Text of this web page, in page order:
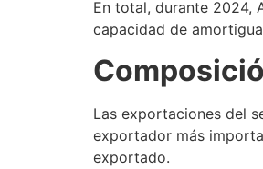
En total, durante 2024,
capacidad de
Las exportaciones del
exportador más
exportado.